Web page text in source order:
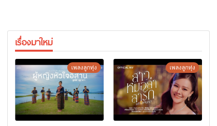
เรื่องมาใหม่
เพลงลูกทุ่ง เพลงลูกทุ่ง